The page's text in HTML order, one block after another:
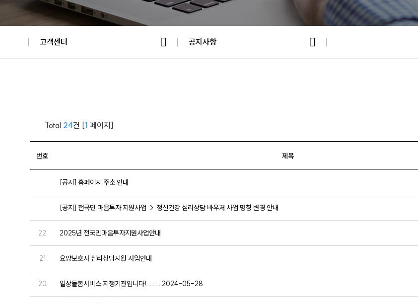
고객센터 공지사항
Total 24건 [1 페이지]
번호 제목
[공지] 홈페이지 주소 안내
[공지] 전국민 마음투자 지원사업 → 정신건강 심리상담 바우처 사업 명칭 변경 안내
22 2025년 전국민마음투자지원사업안내
21 요양보호사 심리상담지원 사업안내
20 일상돌봄서비스 지정기관입니다!..........2024-05-28